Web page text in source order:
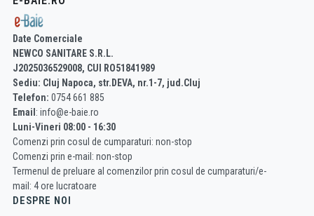
Date Comerciale
NEWCO SANITARE S.R.L.
J2025036529008, CUI RO51841989
Sediu: Cluj Napoca, str.DEVA, nr.1-7, jud.Cluj
Telefon: 0754 661 885
Email : info@e-baie.ro
Luni-Vineri 08:00 - 16:30
Comenzi prin cosul de cumparaturi: non-stop
Comenzi prin e-mail: non-stop
Termenul de preluare al comenzilor prin cosul de cumparaturi/e-
mail: 4 ore lucratoare
DESPRE NOI